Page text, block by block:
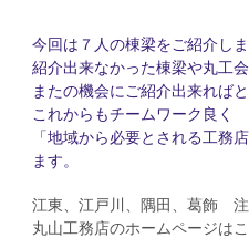
今回は７人の棟梁をご紹介しま
紹介出来なかった棟梁や丸工
またの機会にご紹介出来れば
これからもチームワーク良く
「地域から必要とされる工務
ます。
江東、江戸川、隅田、葛飾
丸山工務店のホームページは